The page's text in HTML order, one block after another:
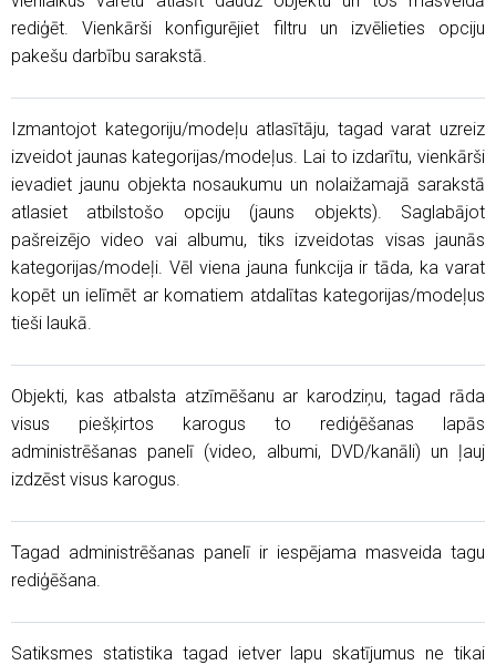
rediģēt. Vienkārši konfigurējiet filtru un izvēlieties opciju
pakešu darbību sarakstā.
Izmantojot kategoriju/modeļu atlasītāju, tagad varat uzreiz
izveidot jaunas kategorijas/modeļus. Lai to izdarītu, vienkārši
ievadiet jaunu objekta nosaukumu un nolaižamajā sarakstā
atlasiet atbilstošo opciju (jauns objekts). Saglabājot
pašreizējo video vai albumu, tiks izveidotas visas jaunās
kategorijas/modeļi. Vēl viena jauna funkcija ir tāda, ka varat
kopēt un ielīmēt ar komatiem atdalītas kategorijas/modeļus
tieši laukā.
Objekti, kas atbalsta atzīmēšanu ar karodziņu, tagad rāda
visus piešķirtos karogus to rediģēšanas lapās
administrēšanas panelī (video, albumi, DVD/kanāli) un ļauj
izdzēst visus karogus.
Tagad administrēšanas panelī ir iespējama masveida tagu
rediģēšana.
Satiksmes statistika tagad ietver lapu skatījumus ne tikai